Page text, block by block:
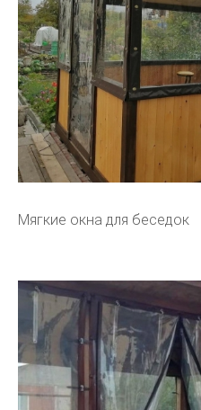
Мягкие окна для беседок